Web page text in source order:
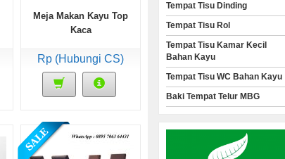
Meja Makan Kayu Top
Kaca
Rp (Hubungi CS)
Tempat Tisu Dinding
Tempat Tisu Rol
Tempat Tisu Kamar Kecil
Bahan Kayu
Tempat Tisu WC Bahan Kayu
Baki Tempat Telur MBG